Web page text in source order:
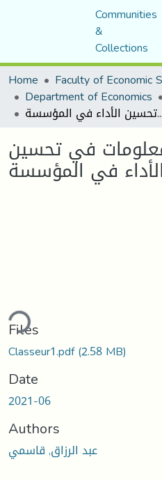
Communities
&
Collections
Home
Department of Economics
دور نظام المعلومات في تحسین الأداء في المؤسسة
في تحسین
الأداء في المؤسسة
Files
Classeur1.pdf(2.58 MB)
Date
2021-06
Authors
عبد الرزاق, قاسمي